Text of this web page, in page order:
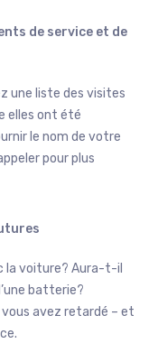
de service et de
une liste des visites
elles ont été
le nom de votre
pour plus
la voiture? Aura-t-il
batterie?
avez retardé – et